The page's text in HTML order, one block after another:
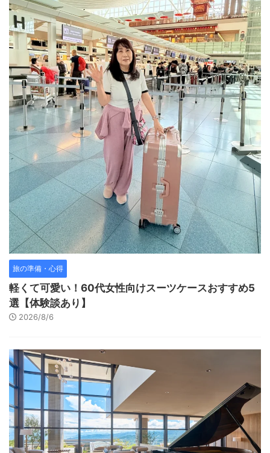
旅の準備・心得
軽くて可愛い！60代女性向けスーツケースおすすめ5
選【体験談あり】
2026/8/6